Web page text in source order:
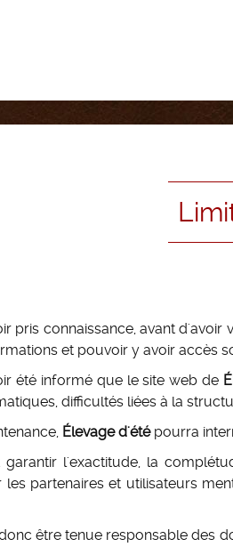
pris connaissance, avant
et pouvoir y avoir accès
été informé que le site web de
difficultés liées à la
Élevage d'étépourra
l'exactitude, la
partenaires et utilisateurs
être tenue responsable des